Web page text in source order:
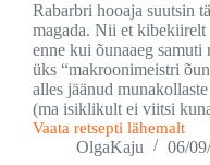
Rabarbri hooaja suutsin
magada. Nii et kibekiirelt
enne kui õunaaeg
üks “makroonimeistri
alles jäänud
(ma isiklikult ei viitsi
Vaata retsepti lähemalt
Purukattega
mandli-OlgaKaju 06/